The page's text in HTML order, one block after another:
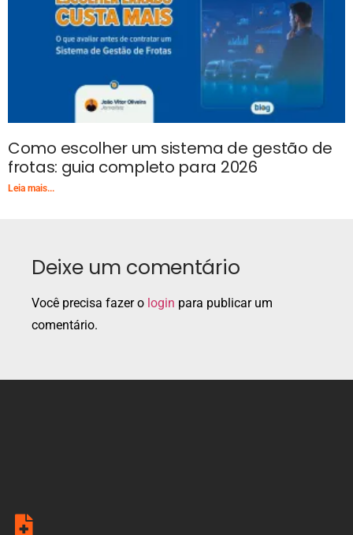
Como escolher um sistema de gestão de
frotas: guia completo para 2026
Leia mais...
Deixe um comentário
Você precisa fazer o login para publicar um
comentário.